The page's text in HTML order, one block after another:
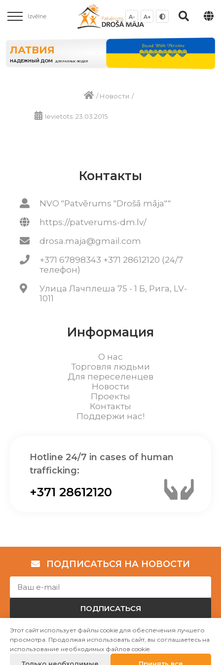
Izvēlne A- A+
ЛАТВИЯ
НАДЕЖНЫЙ ДОМ ДЛЯ РАЗНЫХ ЛЮДЕЙ
/Новости /
Ievietots: 23.03.2015
Контакты
NVO "Patvērums "Drošā māja""
https://patverums-dm.lv/
drosa.maja@gmail.com
+371 67898343 +371 28612120 (24/7
телефон)
Улица Лачплеша 75 - 1 Б, Рига, LV-
1011
Информация
О нас
Торговля людьми
Для переселенцев
Новости
Проекты
Контакты
Поддержи нас!
Hotline 24/7 in cases of human
trafficking:
+371 28612120
ПОДПИСАТЬСЯ НА НОВОСТИ
ПОДПИСАТЬСЯ
Авторские права © НГО „Убежище "Надёжный дом""
Этот сайт использует файлы cookie для обеспечения лучшего
просмотра. Продолжая использовать сайт, вы соглашаетесь на
использование необходимых файлов cookie.